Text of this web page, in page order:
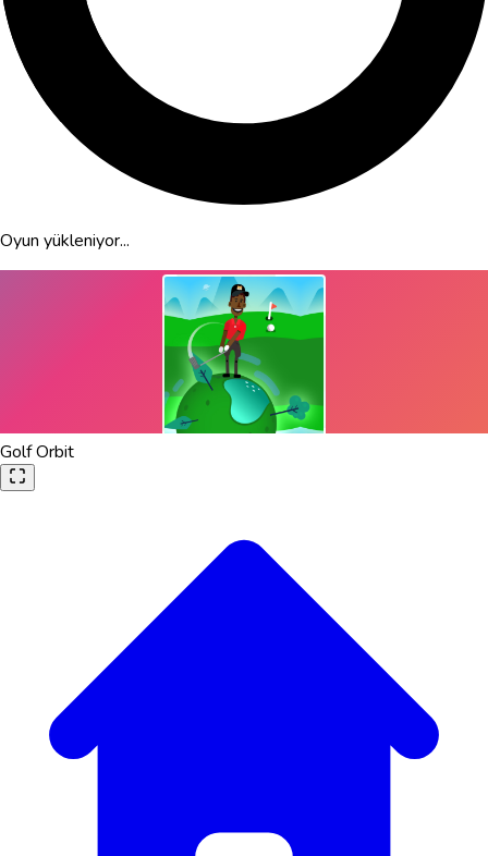
Oyun yükleniyor...
Golf Orbit